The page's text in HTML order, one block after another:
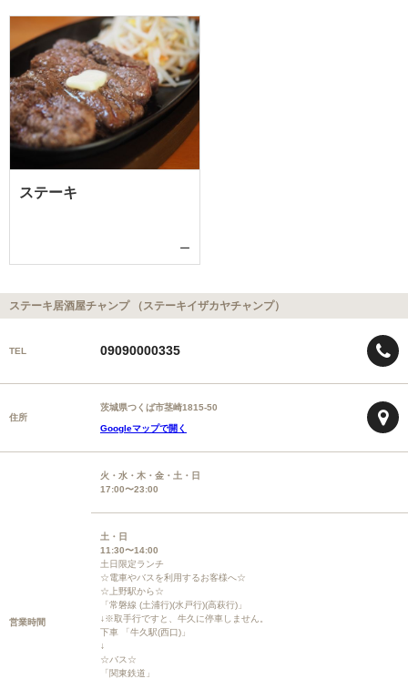
ステーキ
ー
ステーキ居酒屋チャンプ （ステーキイザカヤチャンプ）
TEL 09090000335
住所
茨城県つくば市茎崎1815-50
Googleマップで開く
営業時間
火・水・木・金・土・日
17:00〜23:00
土・日
11:30〜14:00
土日限定ランチ
☆電車やバスを利用するお客様へ☆
☆上野駅から☆
「常磐線 (土浦行)(水戸行)(高萩行)」
↓※取手行ですと、牛久に停車しません。
下車 「牛久駅(西口)」
↓
☆バス☆
「関東鉄道」